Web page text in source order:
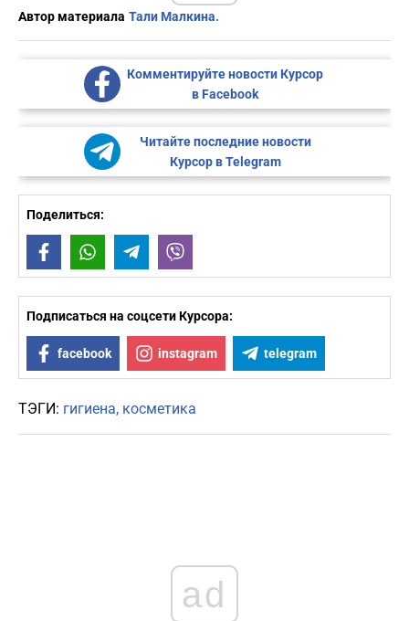
Автор материала Тали Малкина.
Комментируйте новости Курсор
в Facebook
Читайте последние новости
Курсор в Telegram
Поделиться:
FacebookWhatsAppTelegram
Подписаться на соцсети Курсора:
facebook instagram telegram
ТЭГИ: гигиена косметика
ad